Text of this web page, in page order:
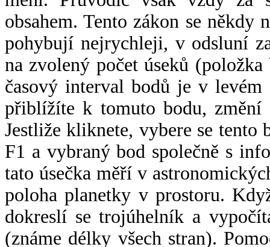
obsahem. Tento zákon se někdy
pohybují nejrychleji, v odsluní
na zvolený počet úseků
časový interval bodů je v
přiblížíte k tomuto bodu,
Jestliže kliknete, vybere se tento
F1 a vybraný bod společně s
tato úsečka měří v
poloha planetky v prostoru.
dokreslí se trojúhelník a
(známe délky všech stran).